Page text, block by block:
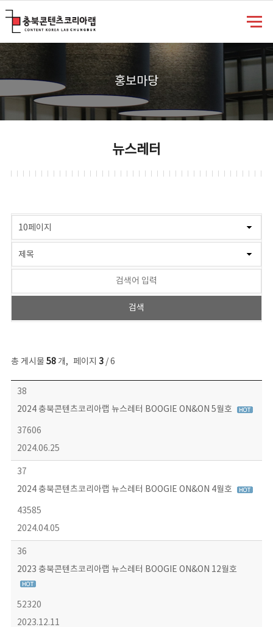
홍보마당
뉴스레터
총 게시물 58개, 페이지 3/ 6
뉴스레터 목록 - 번호, 제목, 작성자, 파일, 조회수, 작성일 정보 제공
38
2024 충북콘텐츠코리아랩 뉴스레터 BOOGIE ON&ON 5월호
37606
2024.06.25
37
2024 충북콘텐츠코리아랩 뉴스레터 BOOGIE ON&ON 4월호
43585
2024.04.05
36
2023 충북콘텐츠코리아랩 뉴스레터 BOOGIE ON&ON 12월호
52320
2023.12.11